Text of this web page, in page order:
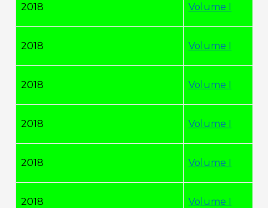
2018 Volume I
2018 Volume I
2018 Volume I
2018 Volume I
2018 Volume I
2018 Volume I